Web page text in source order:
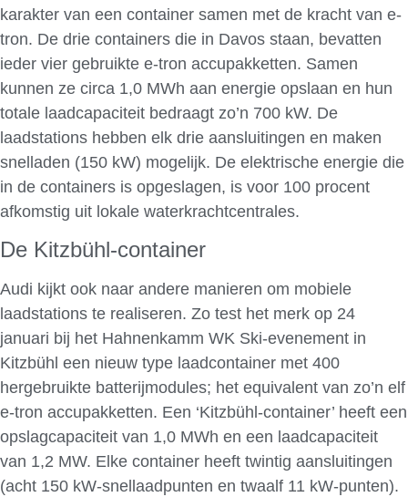
karakter van een container samen met de kracht van e-
tron. De drie containers die in Davos staan, bevatten
ieder vier gebruikte e-tron accupakketten. Samen
kunnen ze circa 1,0 MWh aan energie opslaan en hun
totale laadcapaciteit bedraagt zo’n 700 kW. De
laadstations hebben elk drie aansluitingen en maken
snelladen (150 kW) mogelijk. De elektrische energie die
in de containers is opgeslagen, is voor 100 procent
afkomstig uit lokale waterkrachtcentrales.
De Kitzbühl-container
Audi kijkt ook naar andere manieren om mobiele
laadstations te realiseren. Zo test het merk op 24
januari bij het Hahnenkamm WK Ski-evenement in
Kitzbühl een nieuw type laadcontainer met 400
hergebruikte batterijmodules; het equivalent van zo’n elf
e-tron accupakketten. Een ‘Kitzbühl-container’ heeft een
opslagcapaciteit van 1,0 MWh en een laadcapaciteit
van 1,2 MW. Elke container heeft twintig aansluitingen
(acht 150 kW-snellaadpunten en twaalf 11 kW-punten).